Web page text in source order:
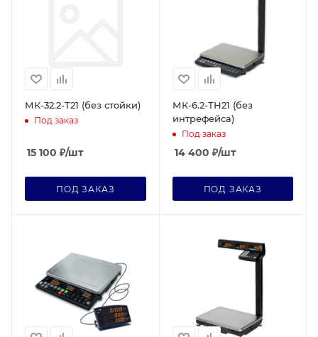
МК-32.2-T21 (без стойки)
Под заказ
15 100 ₽/шт
ПОД ЗАКАЗ
МК-6.2-ТН21 (без
интрефейса)
Под заказ
14 400 ₽/шт
ПОД ЗАКАЗ